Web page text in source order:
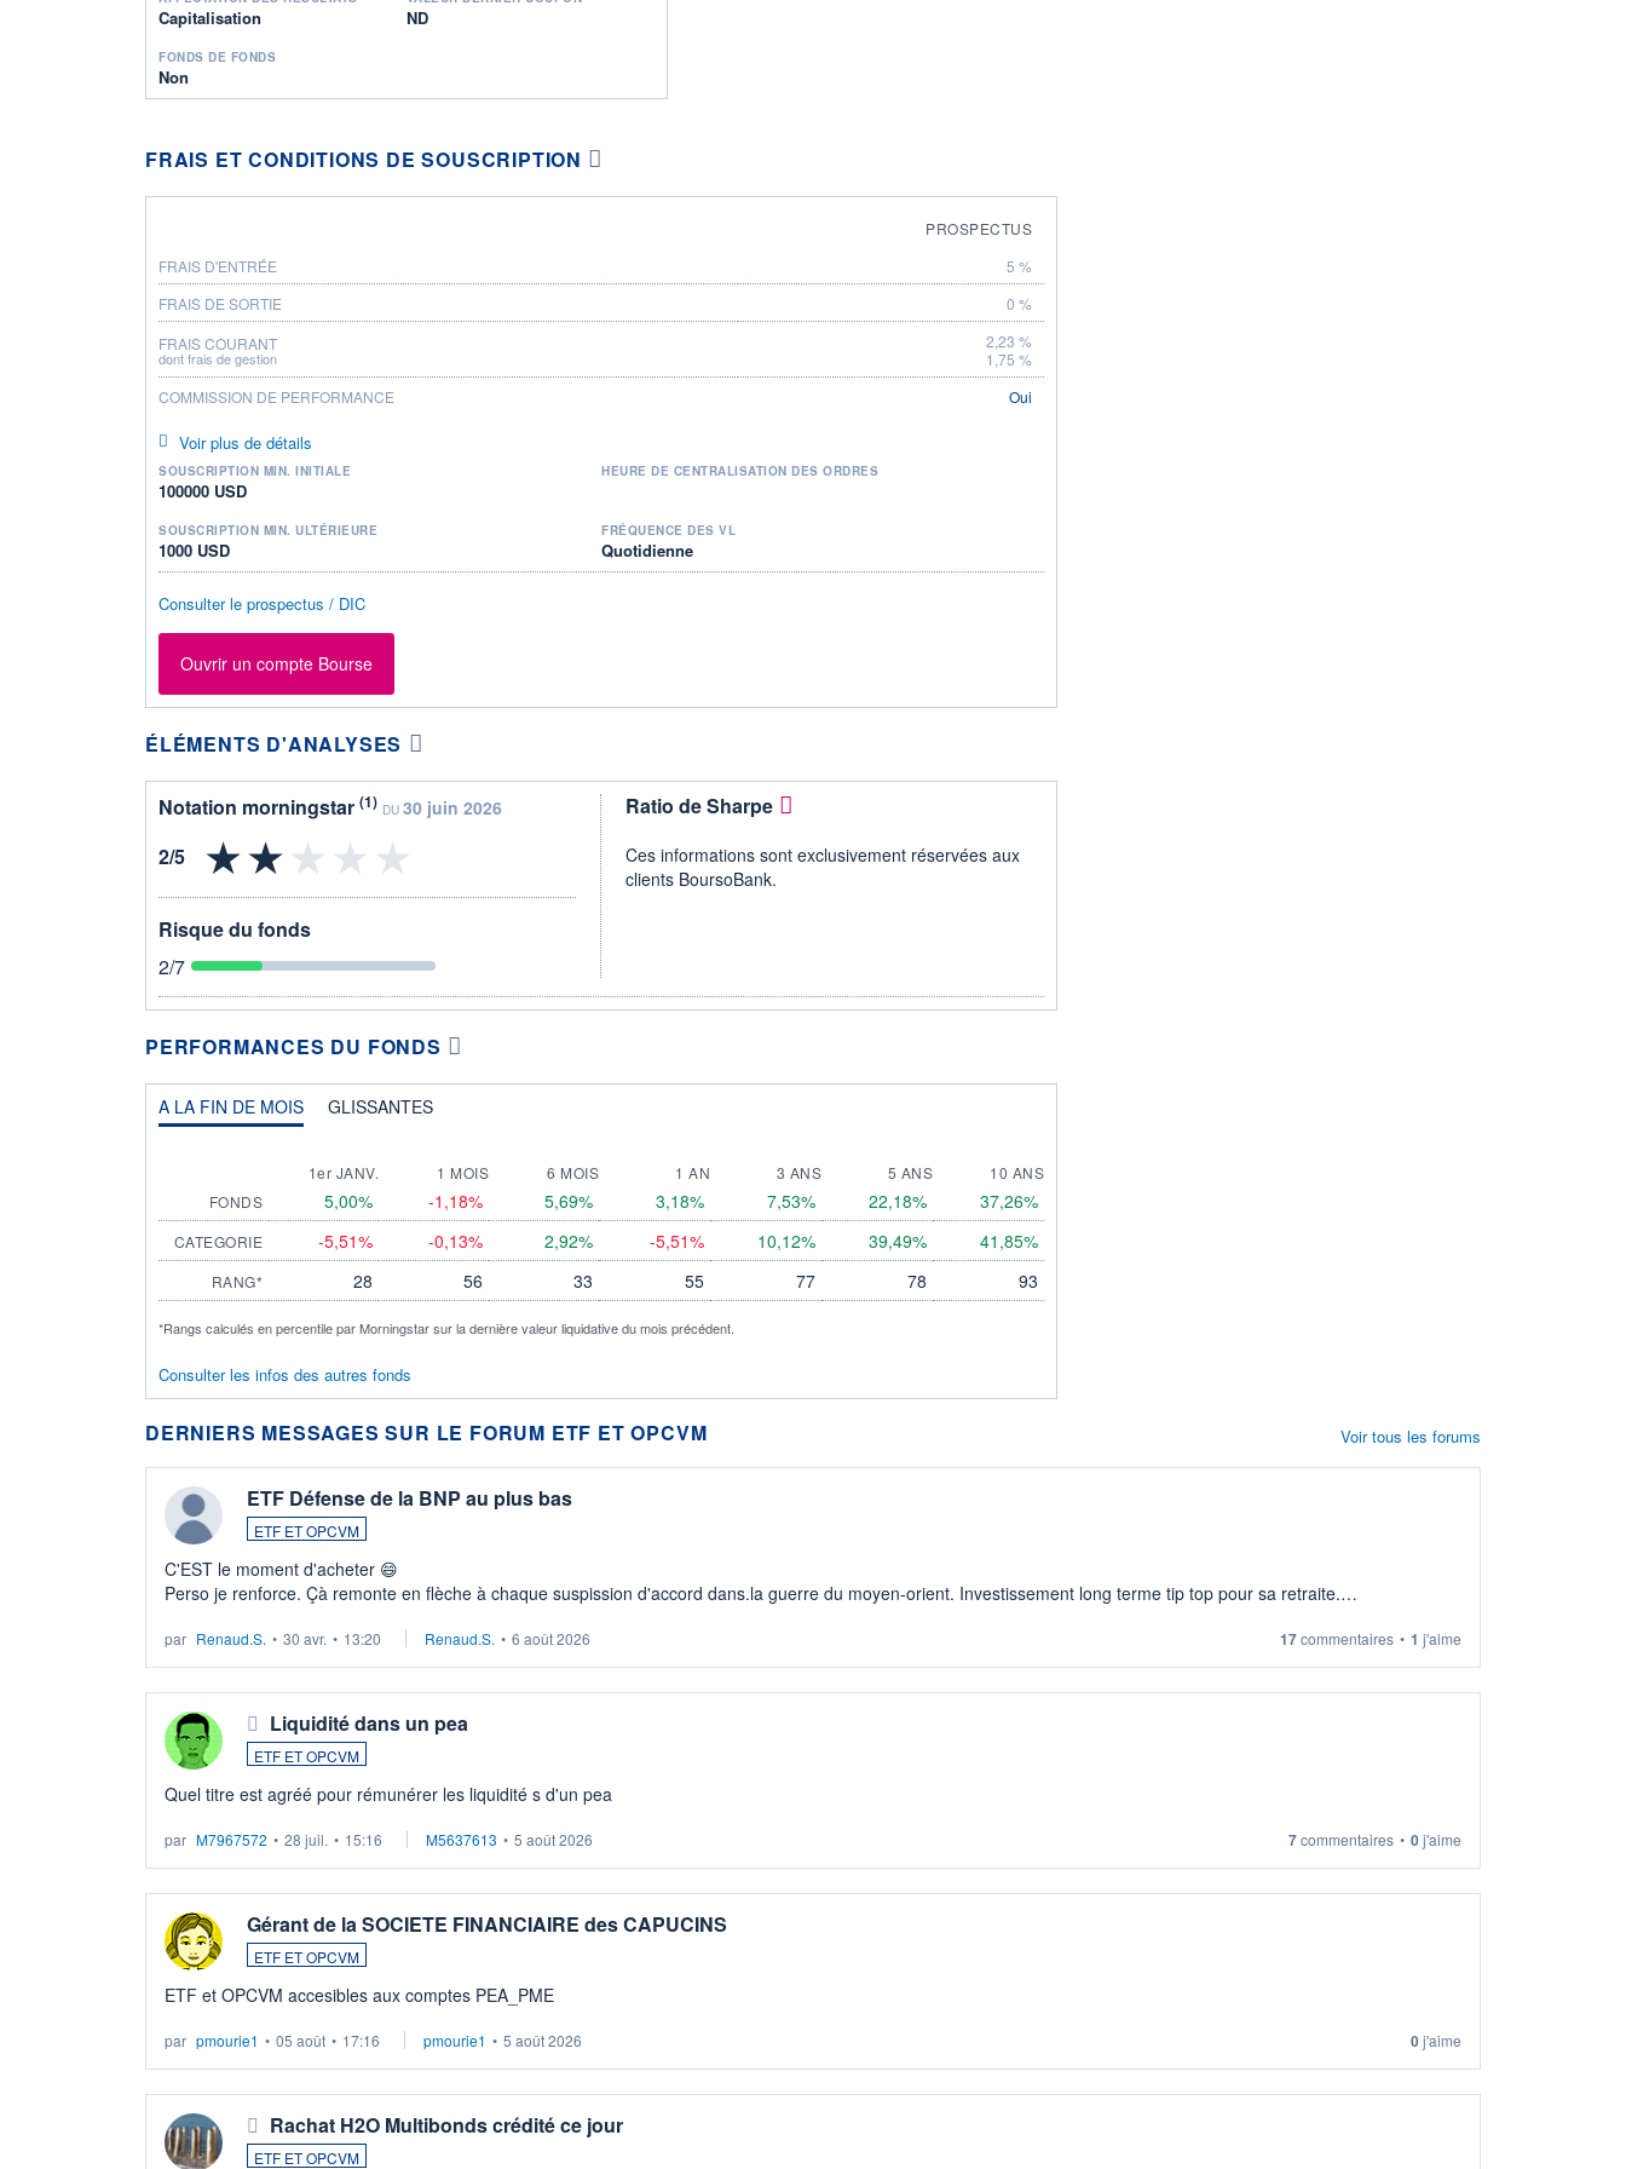
Capitalisation ND
FONDS DE FONDS
Non
FRAIS ET CONDITIONS DE SOUSCRIPTION
PROSPECTUS
FRAIS D'ENTRÉE
5 %
FRAIS DE SORTIE
0 %
FRAIS COURANT
dont frais de gestion
2,23 %
1,75 %
COMMISSION DE PERFORMANCE
Oui
Voir plus de détails
SOUSCRIPTION MIN. INITIALE
100000 USD
HEURE DE CENTRALISATION DES ORDRES
SOUSCRIPTION MIN. ULTÉRIEURE
1000 USD
FRÉQUENCE DES VL
Quotidienne
Consulter le prospectus / DIC
Ouvrir un compte Bourse
ÉLÉMENTS D'ANALYSES
Notation morningstar (1) DU 30 juin 2026
Risque du fonds
2/7
Ratio de Sharpe
Ces informations sont exclusivement réservées aux
clients BoursoBank.
PERFORMANCES DU FONDS
A LA FIN DE MOIS GLISSANTES
1er JANV. 1 MOIS 6 MOIS 1 AN 3 ANS 5 ANS
10 ANS
FONDS
5,00% -1,18% 5,69% 3,18% 7,53% 22,18% 37,26%
CATEGORIE -5,51% -0,13% 2,92% -5,51% 10,12% 39,49% 41,85%
RANG* 28 56 33 55 77 78 93
*Rangs calculés en percentile par Morningstar sur la dernière valeur liquidative du mois précédent.
Consulter les infos des autres fonds
DERNIERS MESSAGES SUR LE FORUM ETF ET OPCVM
ETF Défense de la BNP au plus bas
ETF ET OPCVM
C'EST le moment d'acheter 😄​
Perso je renforce. Çà remonte en flèche à chaque suspission d'accord dans.la guerre du moyen-orient. Investissement long terme tip top pour sa retraite.
par Renaud.S. • 30 avr. • 13:20 Renaud.S. • 6 août 2026 17commentaires • 1 j'aime
Liquidité dans un pea
ETF ET OPCVM
Quel titre est agréé pour rémunérer les liquidité s d'un pea
par M7967572 • 28 juil. • 15:16 M5637613 • 5 août 2026 7commentaires • 0j'aime
Gérant de la SOCIETE FINANCIAIRE des CAPUCINS
ETF ET OPCVM
ETF et OPCVM accesibles aux comptes PEA_PME
par pmourie1 • 05 août • 17:16 pmourie1 • 5 août 2026 0j'aime
Rachat H2O Multibonds crédité ce jour
ETF ET OPCVM
Voir tous les forums